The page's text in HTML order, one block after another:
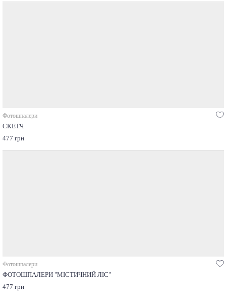
Фотошпалери
СКЕТЧ
477 грн
Фотошпалери
ФОТОШПАЛЕРИ "МІСТИЧНИЙ ЛІС"
477 грн